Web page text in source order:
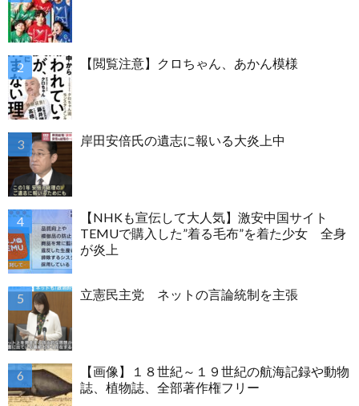
【閲覧注意】クロちゃん、あかん模様
岸田安倍氏の遺志に報いる大炎上中
【NHKも宣伝して大人気】激安中国サイト
TEMUで購入した”着る毛布”を着た少女 全身
が炎上
立憲民主党 ネットの言論統制を主張
【画像】１８世紀～１９世紀の航海記録や動物
誌、植物誌、全部著作権フリー